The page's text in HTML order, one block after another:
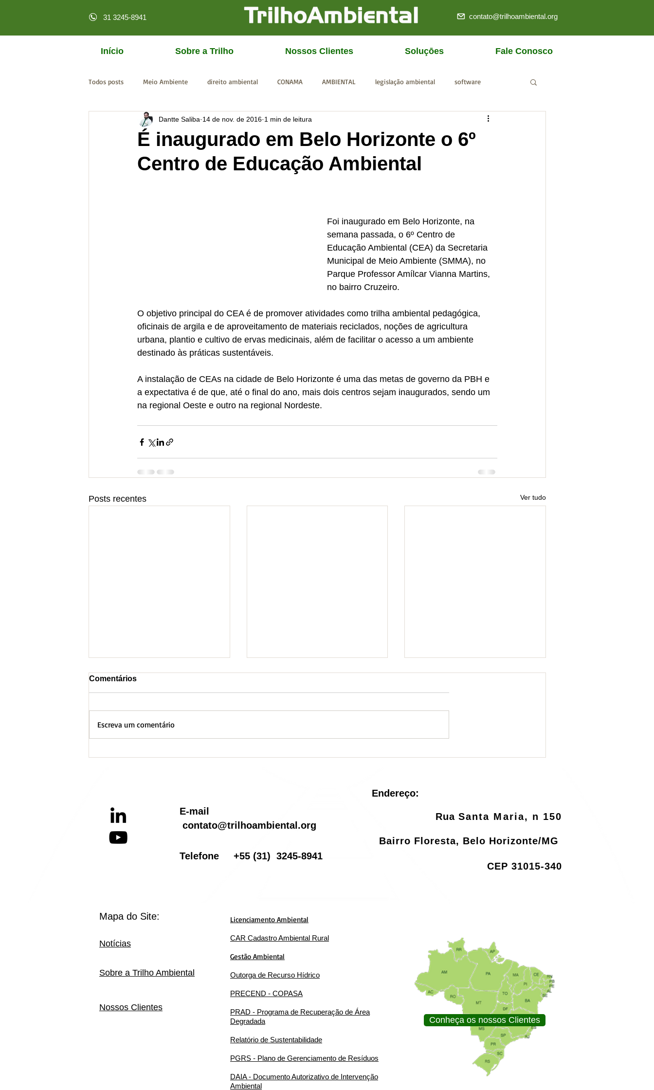
31 3245-8941 contato@trilhoambiental.org
Início Sobre a Trilho Nossos Clientes Soluçōes Fale Conosco
Todos posts Meio Ambiente direito ambiental CONAMA AMBIENTAL legislação ambiental software
licenciamento online MPF CGU IBAMA SISEMA
É inaugurado em Belo Horizonte o 6º
Centro de Educação Ambiental
Dantte Saliba 14 de nov. de 2016 1 min de leitura
Foi inaugurado em Belo Horizonte, na
semana passada, o 6º Centro de
Educação Ambiental (CEA) da Secretaria
Municipal de Meio Ambiente (SMMA), no
Parque Professor Amílcar Vianna Martins,
no bairro Cruzeiro.
O objetivo principal do CEA é de promover atividades como trilha ambiental pedagógica,
oficinais de argila e de aproveitamento de materiais reciclados, noções de agricultura
urbana, plantio e cultivo de ervas medicinais, além de facilitar o acesso a um ambiente
destinado às práticas sustentáveis.
A instalação de CEAs na cidade de Belo Horizonte é uma das metas de governo da PBH e
a expectativa é de que, até o final do ano, mais dois centros sejam inaugurados, sendo um
na regional Oeste e outro na regional Nordeste.
Posts recentes Ver tudo
Comentários
Escreva um comentário
E-mail
contato@trilhoambiental.org
Telefone +55 (31) 3245-8941
Endereço:
RuaSanta Maria, n 150
Bairro Floresta, Belo Horizonte/MG
CEP 31015-340
Sobre a Trilho Ambiental
Notícias
Nossos Clientes
Mapa do Site: Licenciamento Ambiental
CAR Cadastro Ambiental Rural
Gestão Ambiental
Outorga de Recurso Hídrico
PRECEND - COPASA
PRAD - Programa de Recuperação de Área
Degradada
Relatório de Sustentabilidade
PGRS - Plano de Gerenciamento de Resíduos
DAIA - Documento Autorizativo de Intervenção
Ambiental
Conheça os nossos Clientes